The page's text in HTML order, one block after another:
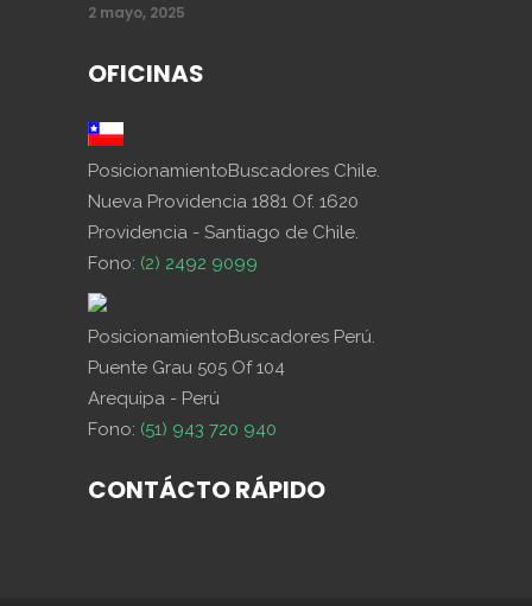
2 mayo, 2025
OFICINAS
PosicionamientoBuscadores Chile.
Nueva Providencia 1881 Of. 1620
Providencia - Santiago de Chile.
Fono: (2) 2492 9099
PosicionamientoBuscadores Perú.
Puente Grau 505 Of 104
Arequipa - Perú
Fono: (51) 943 720 940
CONTÁCTO RÁPIDO